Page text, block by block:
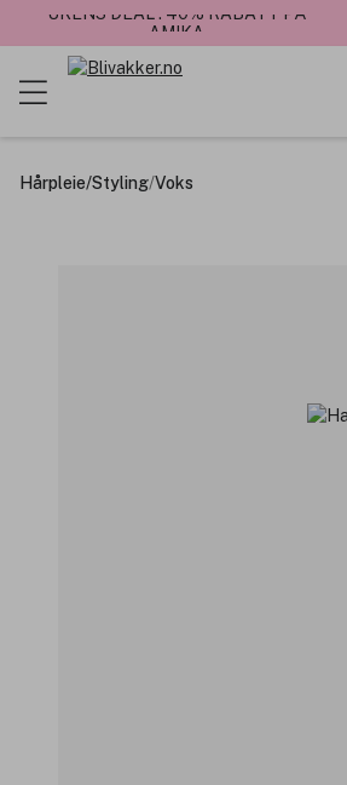
UKENS DEAL : 40% RABATT PÅ
AMIKA
Hårpleie/Styling/Voks